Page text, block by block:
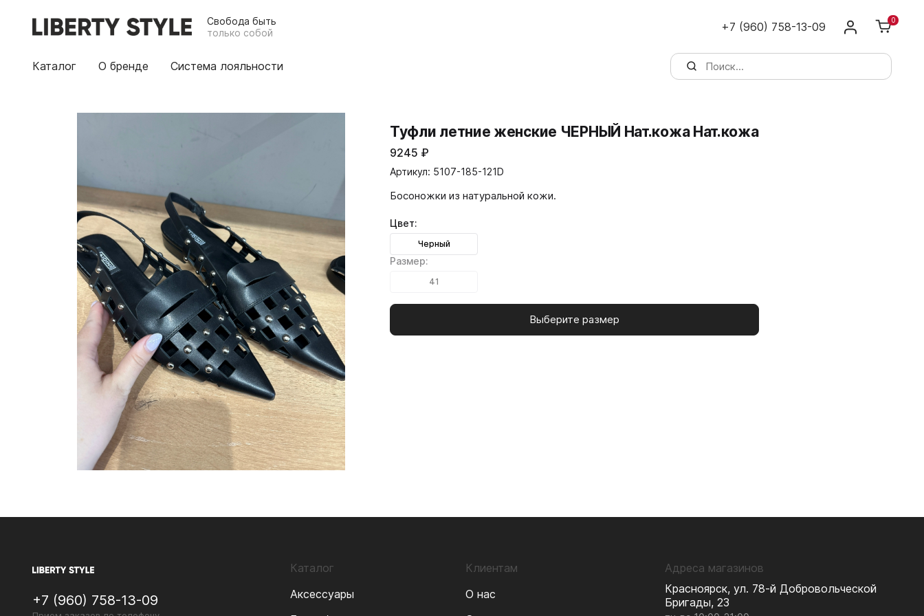
Свобода быть
только собой
+7 (960) 758-13-09 0
Каталог О бренде Система лояльности
Туфли летние женские ЧЕРНЫЙ Нат.кожа Нат.кожа
9245 ₽
Артикул: 5107-185-121D
Босоножки из натуральной кожи.
Цвет:
Черный
Размер:
41
Выберите размер
+7 (960) 758-13-09
Каталог
Аксессуары
Клиентам
О нас
Адреса магазинов
Красноярск, ул. 78-й Добровольческой
Бригады, 23